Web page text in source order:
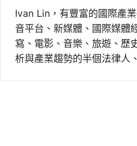
Ivan Lin，有豐富的國際產
音平台、新媒體、國際媒體
寫、電影、音樂、旅遊、歷
析與產業趨勢的半個法律人